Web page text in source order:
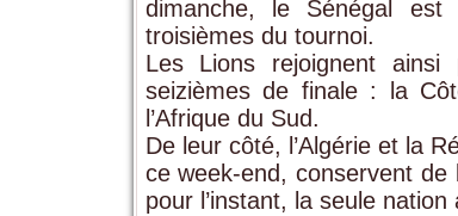
dimanche, le Sénégal
troisièmes du tournoi.
Les Lions rejoignent ainsi
seizièmes de finale : la
l’Afrique du Sud.
De leur côté, l’Algérie et la
ce week-end, conservent de
pour l’instant, la seule